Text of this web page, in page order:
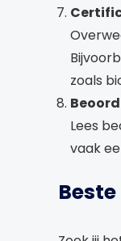
zoals
Lees
vaak